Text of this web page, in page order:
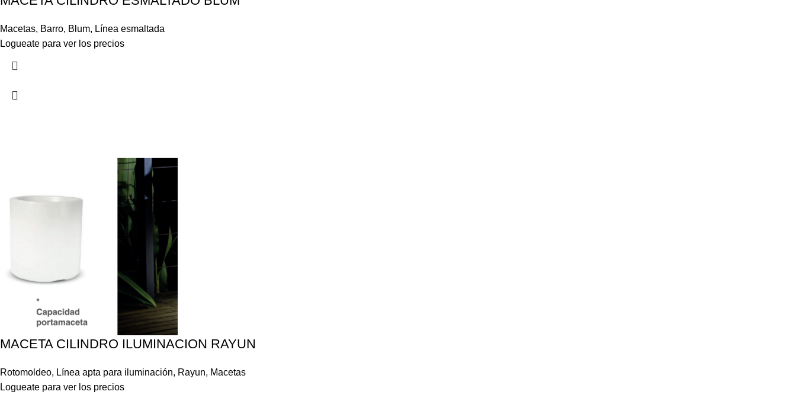
Macetas, Barro, Blum, Línea esmaltada
Logueate para ver los precios
MACETA CILINDRO ILUMINACION RAYUN
Rotomoldeo, Línea apta para iluminación, Rayun, Macetas
Logueate para ver los precios